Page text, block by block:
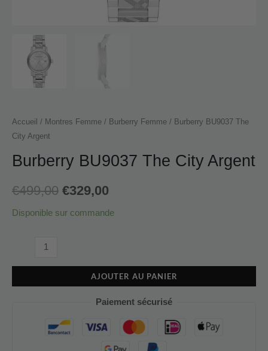
Accueil / Montres Femme / Burberry Femme / Burberry BU9037 The
City Argent
Burberry BU9037 The City Argent
€499,00 €329,00
Disponible sur commande
AJOUTER AU PANIER
Paiement sécurisé